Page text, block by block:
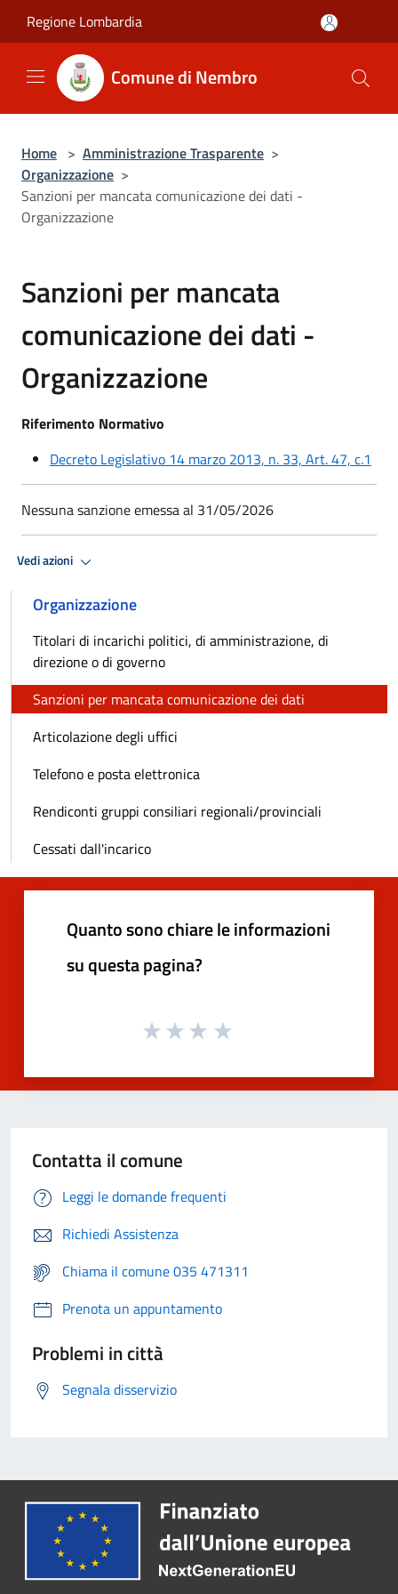
Regione Lombardia
Comune di Nembro
Home > Amministrazione Trasparente >
Organizzazione >
Sanzioni per mancata comunicazione dei dati -
Organizzazione
Sanzioni per mancata
comunicazione dei dati -
Organizzazione
Riferimento Normativo
Decreto Legislativo 14 marzo 2013, n. 33, Art. 47, c.1
Nessuna sanzione emessa al 31/05/2026
Vedi azioni
Organizzazione
Titolari di incarichi politici, di amministrazione, di
direzione o di governo
Sanzioni per mancata comunicazione dei dati
Articolazione degli uffici
Telefono e posta elettronica
Rendiconti gruppi consiliari regionali/provinciali
Cessati dall'incarico
Quanto sono chiare le informazioni
su questa pagina?
Contatta il comune
Leggi le domande frequenti
Richiedi Assistenza
Chiama il comune 035 471311
Prenota un appuntamento
Problemi in città
Segnala disservizio